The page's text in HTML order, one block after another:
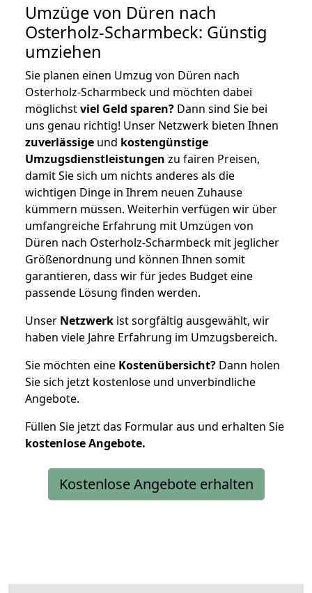
Umzüge von Düren nach
Osterholz-Scharmbeck: Günstig
umziehen
Sie planen einen Umzug von Düren nach
Osterholz-Scharmbeck und möchten dabei
möglichstviel Geld sparen? Dann sind Sie bei
uns genau richtig! Unser Netzwerk bieten Ihnen
zuverlässige und kostengünstige
Umzugsdienstleistungen zu fairen Preisen,
damit Sie sich um nichts anderes als die
wichtigen Dinge in Ihrem neuen Zuhause
kümmern müssen. Weiterhin verfügen wir über
umfangreiche Erfahrung mit Umzügen von
Düren nach Osterholz-Scharmbeck mit jeglicher
Größenordnung und können Ihnen somit
garantieren, dass wir für jedes Budget eine
passende Lösung finden werden.
Unser Netzwerk ist sorgfältig ausgewählt, wir
haben viele Jahre Erfahrung im Umzugsbereich.
Sie möchten eine Kostenübersicht? Dann holen
Sie sich jetzt kostenlose und unverbindliche
Angebote.
Füllen Sie jetzt das Formular aus und erhalten Sie
kostenloseAngebote.
Kostenlose Angebote erhalten